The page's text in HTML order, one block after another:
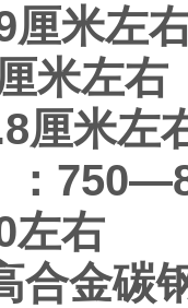
厘米左
米左右
厘米左
：
左右
合金碳